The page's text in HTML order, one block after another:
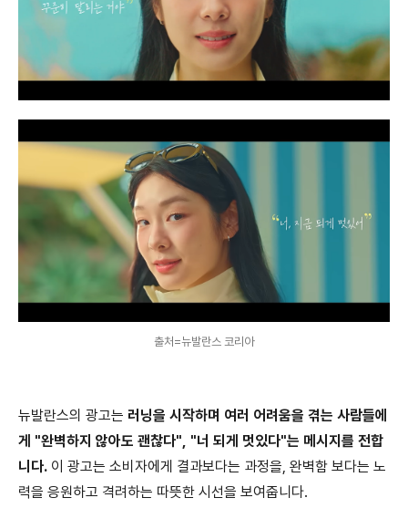
출처=뉴발란스 코리아
뉴발란스의 광고는 러닝을 시작하며 여러 어려움을 겪는 사람들에
게 "완벽하지 않아도 괜찮다", "너 되게 멋있다"는 메시지를 전합
니다. 이 광고는 소비자에게 결과보다는 과정을, 완벽함 보다는 노
력을 응원하고 격려하는 따뜻한 시선을 보여줍니다.